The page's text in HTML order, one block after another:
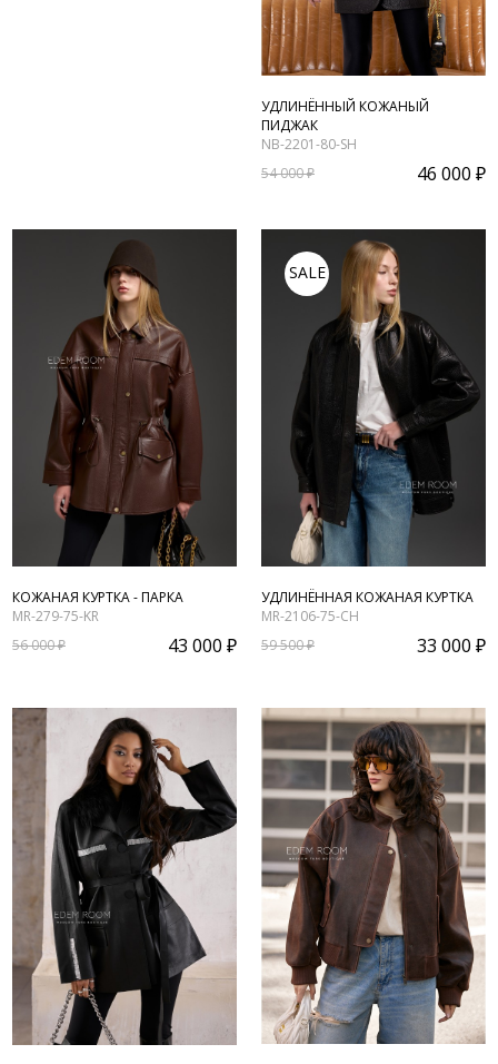
УДЛИНЁННЫЙ КОЖАНЫЙ
ПИДЖАК
NB-2201-80-SH
54 000 ₽
46 000 ₽
КОЖАНАЯ КУРТКА - ПАРКА
MR-279-75-KR
56 000 ₽
43 000 ₽
SALE
УДЛИНЁННАЯ КОЖАНАЯ КУРТКА
MR-2106-75-CH
59 500 ₽
33 000 ₽